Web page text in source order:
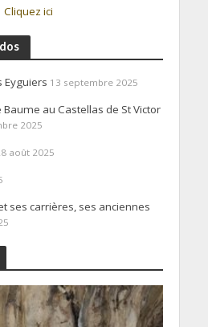
Cliquez ici
Eyguiers 13 septembre 2025
Baume au Castellas de St Victor
2025
août 2025
ses carrières, ses anciennes